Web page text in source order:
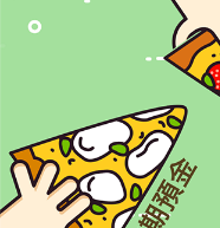
新NISAナ
IFAナビ
Finasee